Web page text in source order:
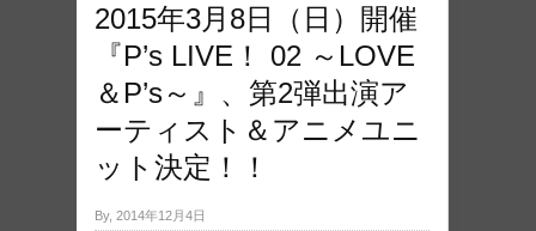
2015年3月8日（日）開催
『P’s LIVE！ 02 ～LOVE
＆P’s～』、第2弾出演ア
ーティスト＆アニメユニ
ット決定！！
By, 2014年12月4日